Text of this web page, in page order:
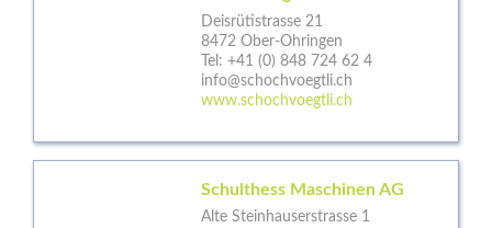
Deisrütistrasse 21
8472 Ober-Ohringen
Tel: +41 (0) 848 724 62 4
info@schochvoegtli.ch
www.schochvoegtli.ch
Schulthess Maschinen AG
Alte Steinhauserstrasse 1